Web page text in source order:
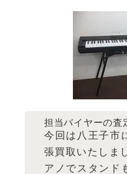
担当バイヤーの査
今回は八王子市
張買取いたしま
アノでスタンド